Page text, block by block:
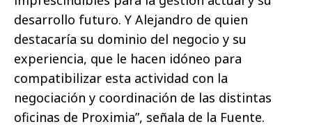
desarrollo futuro. Y Alejandro de quien
destacaría su dominio del negocio y su
experiencia, que le hacen idóneo para
compatibilizar esta actividad con la
negociación y coordinación de las distintas
oficinas de Proximia”, señala de la Fuente.